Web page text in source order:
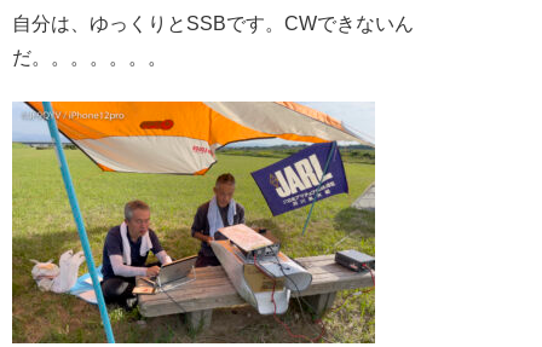
自分は、ゆっくりとSSBです。CWできないん
だ。。。。。。。